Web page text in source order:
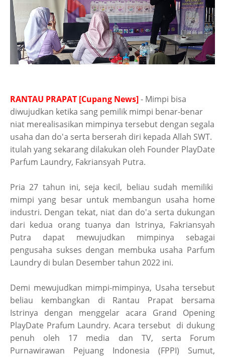
RANTAU PRAPAT [Cupang News]- Mimpi bisa
diwujudkan ketika sang pemilik mimpi benar-benar
niat merealisasikan mimpinya tersebut dengan segala
usaha dan do'a serta berserah diri kepada Allah SWT.
itulah yang sekarang dilakukan oleh Founder PlayDate
Parfum Laundry, Fakriansyah Putra.
Pria 27 tahun ini, seja kecil, beliau sudah memiliki
mimpi yang besar untuk membangun usaha home
industri. Dengan tekat, niat dan do'a serta dukungan
dari kedua orang tuanya dan Istrinya, Fakriansyah
Putra dapat mewujudkan mimpinya sebagai
pengusaha sukses dengan membuka usaha Parfum
Laundry di bulan Desember tahun 2022 ini.
Demi mewujudkan mimpi-mimpinya, Usaha tersebut
beliau kembangkan di Rantau Prapat bersama
Istrinya dengan menggelar acara Grand Opening
PlayDate Prafum Laundry. Acara tersebut di dukung
penuh oleh 17 media dan TV, serta Forum
Purnawirawan Pejuang Indonesia (FPPI) Sumut,